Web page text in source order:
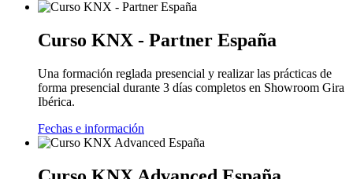
Curso KNX - Partner España
Una formación reglada presencial y realizar las prácticas de
forma presencial durante 3 días completos en Showroom Gira
Ibérica.
Fechas e información